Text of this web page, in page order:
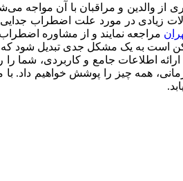
والدین و مراقبان با آن مواجه
زیادی در مورد علت اضطراب
مراجعه نمایند و از مشاوره
است به یک مشکل جدی تبدیل شود که
اطلاعات جامع و کاربردی، شما را
همه چیز را پوشش خواهیم داد.